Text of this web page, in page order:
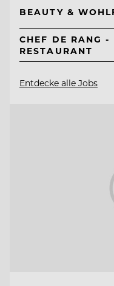
BEAUTY &
CHEF DE RANG -
RESTAURANT
Entdecke alle Jobs